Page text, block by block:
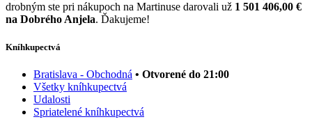
drobným ste pri nákupoch na Martinuse darovali už 1 501 406,00 €
na Dobrého Anjela. Ďakujeme!
Kníhkupectvá
Bratislava - Obchodná • Otvorené do 21:00
Všetky kníhkupectvá
Udalosti
Spriatelené kníhkupectvá